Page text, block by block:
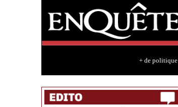
+ de politique